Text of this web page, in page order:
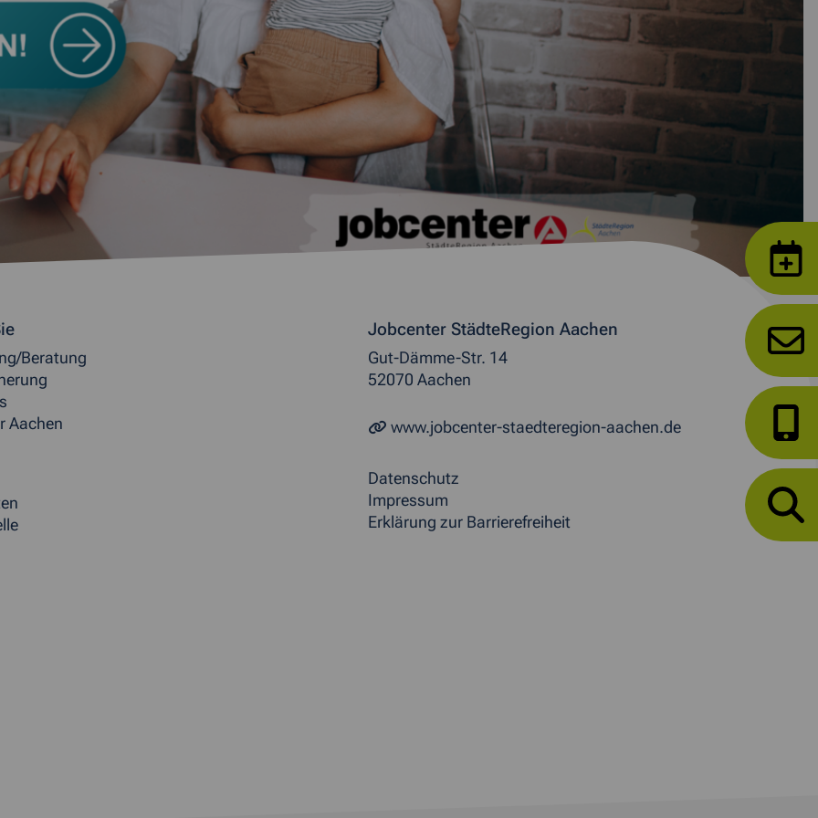
Beratung
Aachen
Jobcenter StädteRegion Aachen
Gut-Dämme-Str. 14
52070 Aachen
www.jobcenter-staedteregion-aachen.de
Datenschutz
Impressum
Erklärung zur Barrierefreiheit